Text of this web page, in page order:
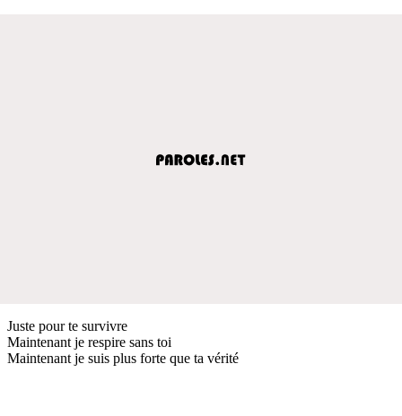
Juste pour te survivre
Maintenant je respire sans toi
Maintenant je suis plus forte que ta vérité